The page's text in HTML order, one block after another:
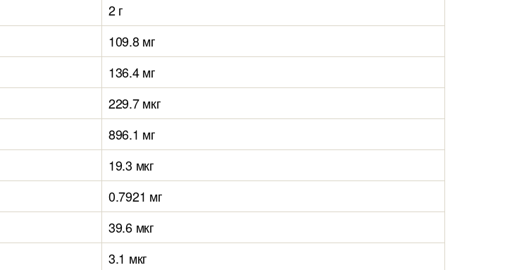
2 г
109.8 мг
136.4 мг
229.7 мкг
896.1 мг
19.3 мкг
0.7921 мг
39.6 мкг
3.1 мкг